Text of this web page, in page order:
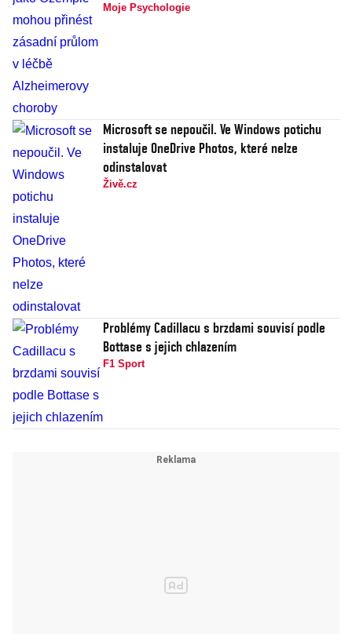
Moje Psychologie
Microsoft se nepoučil. Ve Windows potichu
instaluje OneDrive Photos, které nelze
odinstalovat
Živě.cz
Problémy Cadillacu s brzdami souvisí podle
Bottase s jejich chlazením
F1 Sport